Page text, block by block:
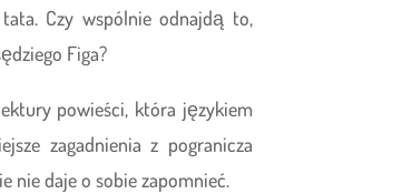
tata. Czy wspólnie odnajdą to,
Figa?
powieści, która językiem
zagadnienia z pogranicza
nie daje o sobie zapomnieć.